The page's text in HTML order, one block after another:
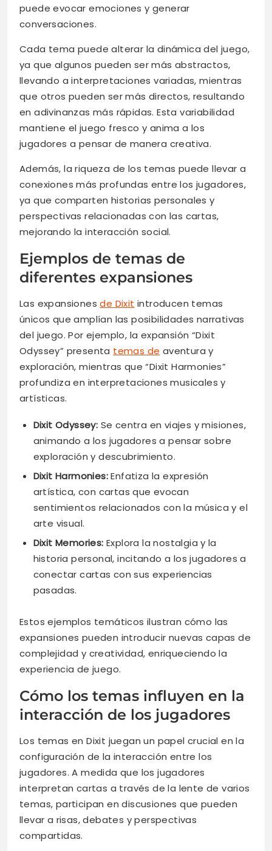
puede evocar emociones y generar
conversaciones.
Cada tema puede alterar la dinámica del juego,
ya que algunos pueden ser más abstractos,
llevando a interpretaciones variadas, mientras
que otros pueden ser más directos, resultando
en adivinanzas más rápidas. Esta variabilidad
mantiene el juego fresco y anima a los
jugadores a pensar de manera creativa.
Además, la riqueza de los temas puede llevar a
conexiones más profundas entre los jugadores,
ya que comparten historias personales y
perspectivas relacionadas con las cartas,
mejorando la interacción social.
Ejemplos de temas de
diferentes expansiones
Las expansionesde Dixit introducen temas
únicos que amplían las posibilidades narrativas
del juego. Por ejemplo, la expansión “Dixit
Odyssey” presenta temas de aventura y
exploración, mientras que “Dixit Harmonies”
profundiza en interpretaciones musicales y
artísticas.
Dixit Odyssey: Se centra en viajes y misiones,
animando a los jugadores a pensar sobre
exploración y descubrimiento.
Dixit Harmonies:Enfatiza la expresión
artística, con cartas que evocan
sentimientos relacionados con la música y el
arte visual.
Dixit Memories: Explora la nostalgia y la
historia personal, incitando a los jugadores a
conectar cartas con sus experiencias
pasadas.
Estos ejemplos temáticos ilustran cómo las
expansiones pueden introducir nuevas capas de
complejidad y creatividad, enriqueciendo la
experiencia de juego.
Cómo los temas influyen en la
interacción de los jugadores
Los temas en Dixit juegan un papel crucial en la
configuración de la interacción entre los
jugadores. A medida que los jugadores
interpretan cartas a través de la lente de varios
temas, participan en discusiones que pueden
llevar a risas, debates y perspectivas
compartidas.